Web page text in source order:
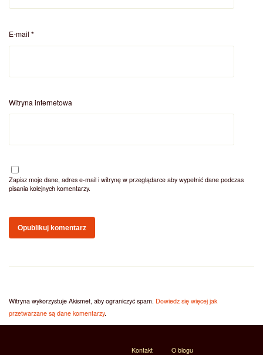
E-mail *
Witryna internetowa
Zapisz moje dane, adres e-mail i witrynę w przeglądarce aby wypełnić dane podczas
pisania kolejnych komentarzy.
Witryna wykorzystuje Akismet, aby ograniczyć spam. Dowiedz się więcej jak
przetwarzane są dane komentarzy.
Kontakt O blogu